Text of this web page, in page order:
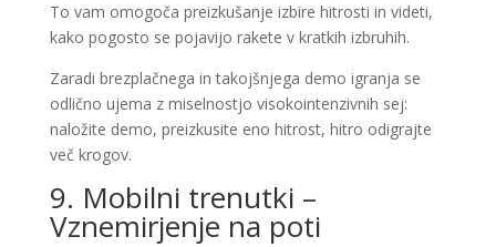
To vam omogoča preizkušanje izbire hitrosti in videti,
kako pogosto se pojavijo rakete v kratkih izbruhih.
Zaradi brezplačnega in takojšnjega demo igranja se
odlično ujema z miselnostjo visokointenzivnih sej:
naložite demo, preizkusite eno hitrost, hitro odigrajte
več krogov.
9. Mobilni trenutki –
Vznemirjenje na poti